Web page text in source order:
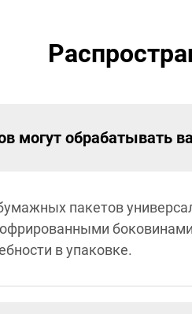
могут обрабатывать
пакетов
в упаковке.